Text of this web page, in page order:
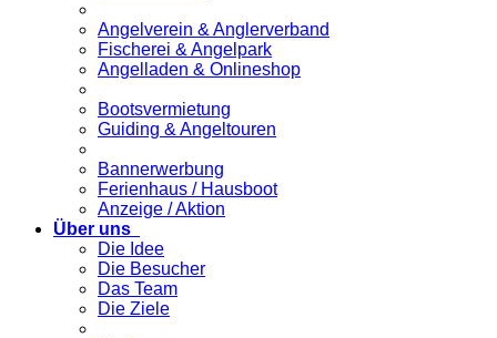
Angelverein & Anglerverband
Fischerei & Angelpark
Angelladen & Onlineshop
Bootsvermietung
Guiding & Angeltouren
Bannerwerbung
Ferienhaus / Hausboot
Anzeige / Aktion
Über uns
Die Idee
Die Besucher
Das Team
Die Ziele